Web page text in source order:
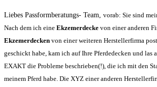
Liebes Passformberatungs- Team, vorab: Sie sind
Nach dem ich eine Ekzemerdecke von einer anderen
Ekzemerdecken von einer weiteren Herstellerfirma
geschickt habe, kam ich auf Ihre Pferdedecken und las
EXAKT die Probleme beschrieben(!), die ich mit den
meinem Pferd habe. Die XYZ einer anderen